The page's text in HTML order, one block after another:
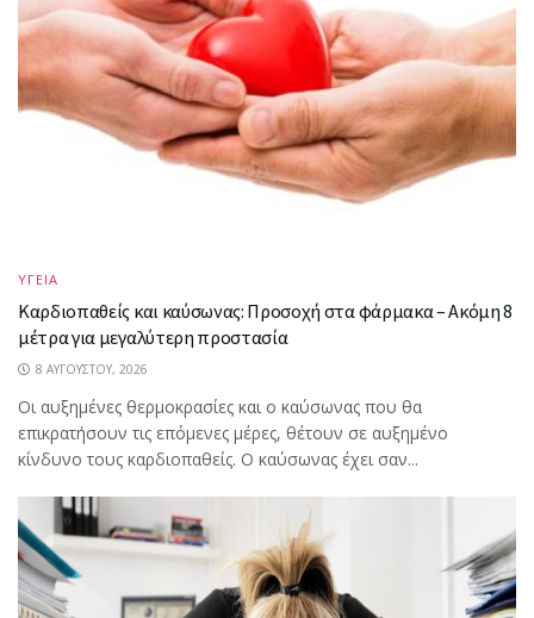
ΥΓΕΙΑ
Καρδιοπαθείς και καύσωνας: Προσοχή στα φάρμακα – Ακόμη 8
μέτρα για μεγαλύτερη προστασία
8 ΑΥΓΟΎΣΤΟΥ, 2026
Οι αυξημένες θερμοκρασίες και ο καύσωνας που θα
επικρατήσουν τις επόμενες μέρες, θέτουν σε αυξημένο
κίνδυνο τους καρδιοπαθείς. Ο καύσωνας έχει σαν...